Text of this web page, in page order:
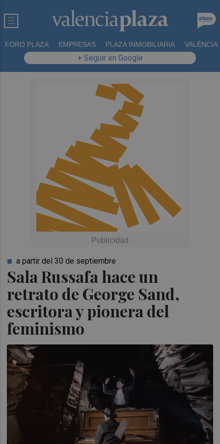
FORO PLAZA EMPRESAS PLAZA INMOBILIARIA VALÈNCIA
+ Seguir en Google
Sala Russafa hace un
retrato de George Sand,
escritora y pionera del
feminismo
a partir del 30 de septiembre